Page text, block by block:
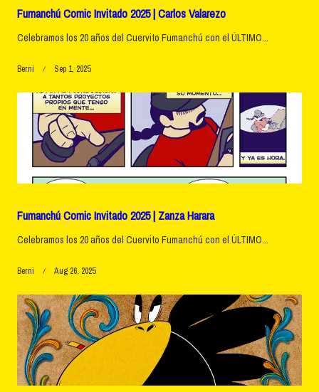
Fumanchú Comic Invitado 2025 | Carlos Valarezo
Celebramos los 20 años del Cuervito Fumanchú con el ÚLTIMO...
Berni Sep 1, 2025
Fumanchú Comic Invitado 2025 | Zanza Harara
Celebramos los 20 años del Cuervito Fumanchú con el ÚLTIMO...
Berni Aug 26, 2025